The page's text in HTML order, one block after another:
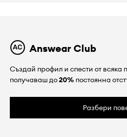
Answear Club
Създай профил и спести от всяка
получаваш до20% постоянна
Разбери